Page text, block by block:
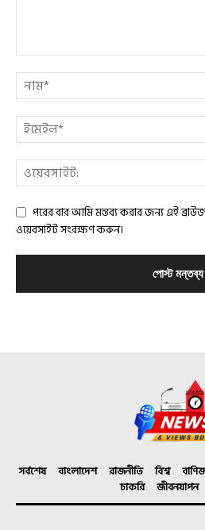
পরের বার আমি মন্তব্য করার জন্য এই
ওয়েবসাইট সংরক্ষণ করুন।
সর্বশেষ বাংলাদেশ রাজনীতি বিশ্ব
চাকরি
জীবনযাপন